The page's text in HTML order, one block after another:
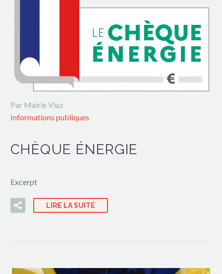
Par Mairie Viuz
Informations publiques
CHÈQUE ÉNERGIE
Excerpt
LIRE LA SUITE